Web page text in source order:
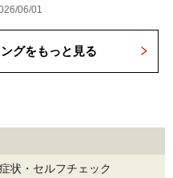
06/01
グをもっと見る
状・セルフチェック